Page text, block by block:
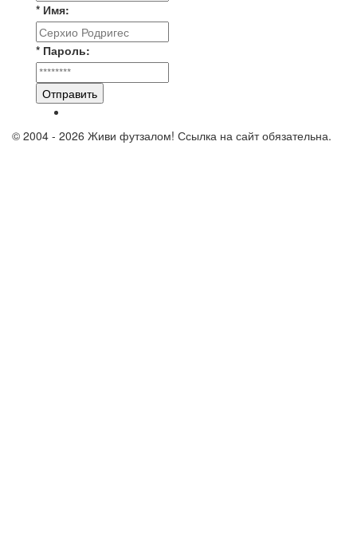
* Имя:
* Пароль:
Отправить
© 2004 - 2026 Живи футзалом! Ссылка на сайт обязательна.